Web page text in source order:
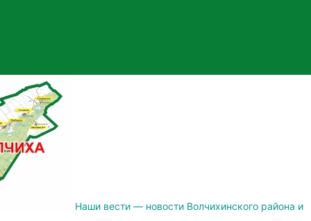
Наши вести — новости Волчихинского района и